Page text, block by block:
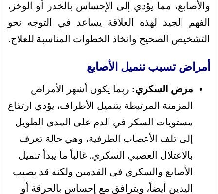
والأصابع، مما يؤدي إلى الإحساس بالخدر أو الوخز،
الفهم الجيد لهذه العلاقة يساعد في التوجه نحو
التشخيص الصحيح واتخاذ الخطوات المناسبة للعلاج.
أمراض تسبب تنميل الأصابع
مرض السكري: ربما يكون أشهر الأمراض
المزمنة المرتبطة بتنميل الأطراف، يؤدي ارتفاع
مستويات السكر في الدم على المدى الطويل
إلى تلف الأعصاب الطرفية، وهي حالة تعرف
بالاعتلال العصبي السكري، غالباً ما يبدأ تنميل
الأصابع والسكري في القدمين ولكنه قد يصيب
اليدين أيضاً، ويترافق مع إحساس بالحرقة أو